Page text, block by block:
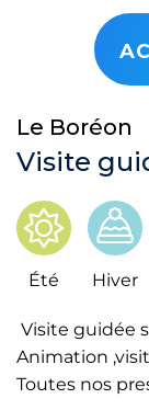
Le Boréon
Visite
Été Hiver
Visite guidée
Animation
Toutes nos